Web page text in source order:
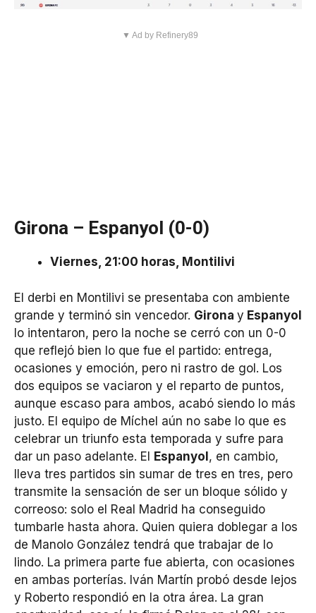
▼ Ad by Refinery89
Girona – Espanyol (0-0)
Viernes, 21:00 horas, Montilivi
El derbi en Montilivi se presentaba con ambiente
grande y terminó sin vencedor. Girona y Espanyol
lo intentaron, pero la noche se cerró con un 0-0
que reflejó bien lo que fue el partido: entrega,
ocasiones y emoción, pero ni rastro de gol. Los
dos equipos se vaciaron y el reparto de puntos,
aunque escaso para ambos, acabó siendo lo más
justo. El equipo de Míchel aún no sabe lo que es
celebrar un triunfo esta temporada y sufre para
dar un paso adelante. El Espanyol, en cambio,
lleva tres partidos sin sumar de tres en tres, pero
transmite la sensación de ser un bloque sólido y
correoso: solo el Real Madrid ha conseguido
tumbarle hasta ahora. Quien quiera doblegar a los
de Manolo González tendrá que trabajar de lo
lindo. La primera parte fue abierta, con ocasiones
en ambas porterías. Iván Martín probó desde lejos
y Roberto respondió en la otra área. La gran